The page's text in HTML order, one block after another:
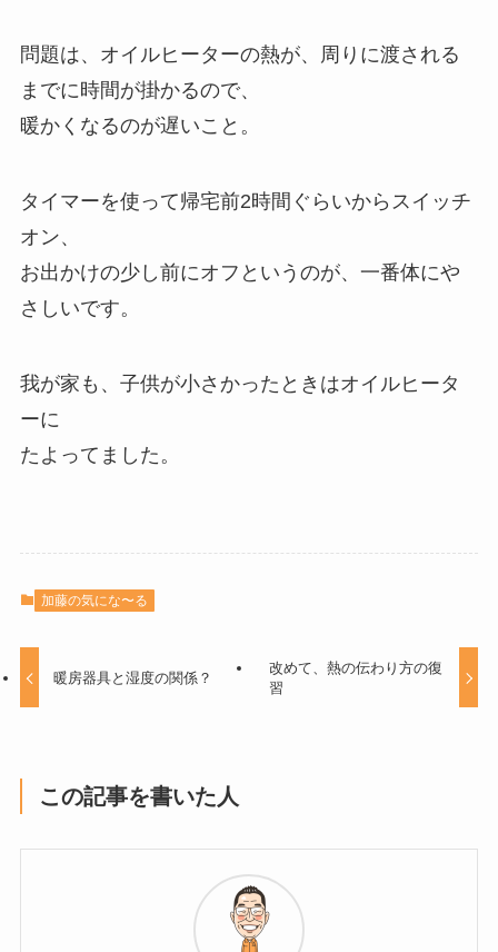
問題は、オイルヒーターの熱が、周りに渡される
までに時間が掛かるので、
暖かくなるのが遅いこと。
タイマーを使って帰宅前2時間ぐらいからスイッチ
オン、
お出かけの少し前にオフというのが、一番体にや
さしいです。
我が家も、子供が小さかったときはオイルヒータ
ーに
たよってました。
加藤の気にな〜る
暖房器具と湿度の関係？
改めて、熱の伝わり方の復
習
この記事を書いた人